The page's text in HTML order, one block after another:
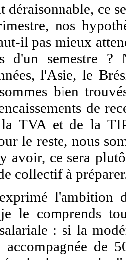
déraisonnable, ce
nos
il pas mieux
d'un semestre ?
l'Asie, le
bien
de
TVA et de la
le reste, nous
avoir, ce sera
collectif à
l'ambition
le comprends
: si la
accompagnée de